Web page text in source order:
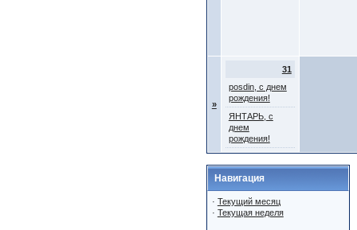
»
31
posdin, с днем
рождения!
ЯНТАРЬ, с
днем
рождения!
Навигация
· Текущий месяц
· Текущая неделя